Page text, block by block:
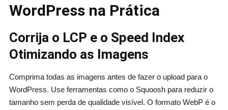
WordPress na Prática
Corrija o LCP e o Speed Index
Otimizando as Imagens
Comprima todas as imagens antes de fazer o upload para o
WordPress. Use ferramentas como o Squoosh para reduzir o
tamanho sem perda de qualidade visível. O formato WebP é o